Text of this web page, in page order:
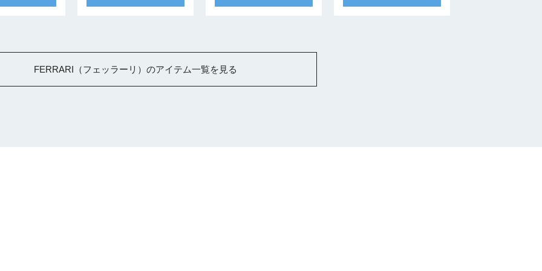
FERRARI（フェッラーリ）のアイテム一覧を見る